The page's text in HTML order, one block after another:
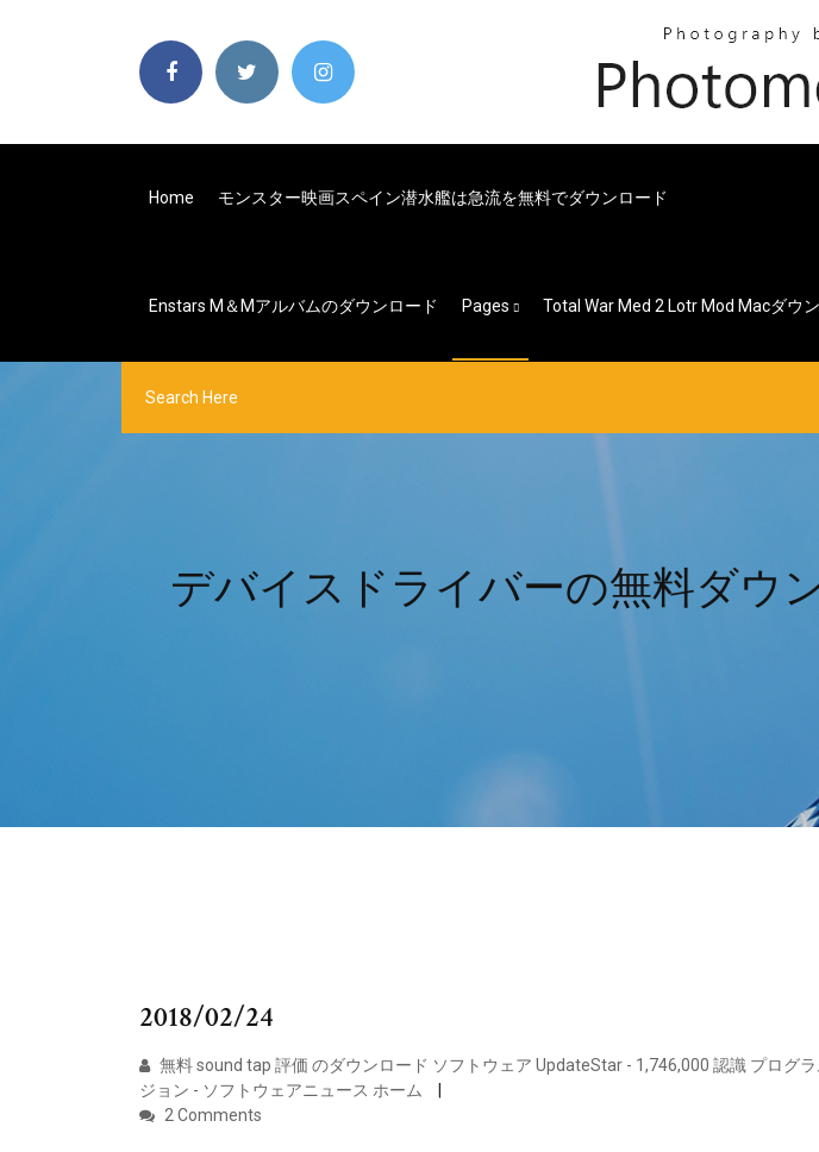
Home モンスター映画スペイン潜水艦は急流を無料でダウンロード
Enstars M＆mアルバムのダウンロード Pages Total War Med 2 Lotr Mod Macダウ
デバイスドライバーの無料ダウ
2018/02/24
無料 sound tap 評価 のダウンロード ソフトウェア UpdateStar - 1,746,000 認識 プログ
ジョン - ソフトウェアニュース ホーム
2 Comments